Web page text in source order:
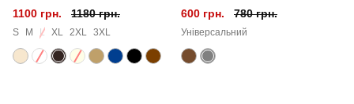
Країна - виробник
1100 грн.
1180 грн.
S M L XL 2XL 3XL
600 грн.
780 грн.
Універсальний